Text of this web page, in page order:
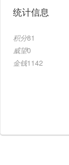
统计信息
积分81
威望0
金钱1142